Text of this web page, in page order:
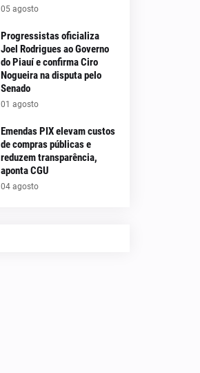
05 agosto
Progressistas oficializa
Joel Rodrigues ao Governo
do Piauí e confirma Ciro
Nogueira na disputa pelo
Senado
01 agosto
Emendas PIX elevam custos
de compras públicas e
reduzem transparência,
aponta CGU
04 agosto